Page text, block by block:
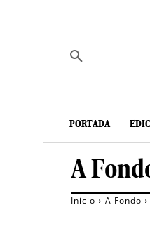
PORTADA
A
Inicio A Fondo